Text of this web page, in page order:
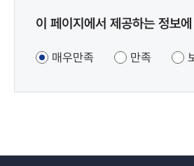
콘텐츠
조사
이 페이지에서 제공하는 정보
매우만족 만족